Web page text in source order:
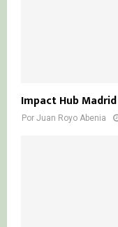
Impact Hub
Por Juan Royo Abenia